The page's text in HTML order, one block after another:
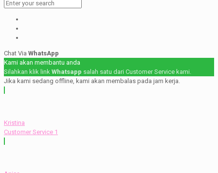
Chat Via WhatsApp
Kami akan membantu anda
Silahkan klik link Whatsapp salah satu dari Customer Service kami.
Jika kami sedang offline, kami akan membalas pada jam kerja.
Kristina
Customer Service 1